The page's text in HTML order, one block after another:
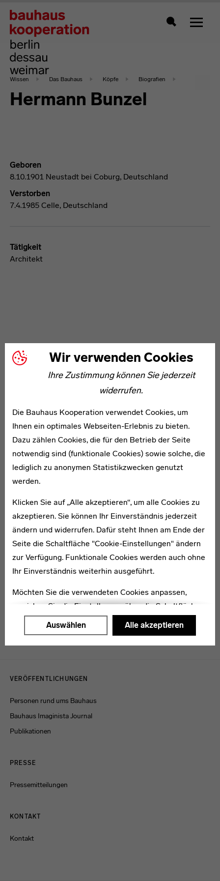
Wir verwenden Cookies
Ihre Zustimmung können Sie jederzeit
widerrufen.
Die Bauhaus Kooperation verwendet Cookies, um
Ihnen ein optimales Webseiten-Erlebnis zu bieten.
Dazu zählen Cookies, die für den Betrieb der Seite
notwendig sind (funktionale Cookies) sowie solche, die
lediglich zu anonymen Statistikzwecken genutzt
werden.
Klicken Sie auf „Alle akzeptieren“, um alle Cookies zu
akzeptieren. Sie können Ihr Einverständnis jederzeit
ändern und widerrufen. Dafür steht Ihnen am Ende der
Seite die Schaltfläche "Cookie-Einstellungen" ändern
zur Verfügung. Funktionale Cookies werden auch ohne
Ihr Einverständnis weiterhin ausgeführt.
Möchten Sie die verwendeten Cookies anpassen,
erreichen Sie die Einstellungen über die Schaltfläche
"Auswählen".
Auswählen Alle akzeptieren
Zeigt
Wissen Das Bauhaus Köpfe Biografien
Hermann Bunzel
Geboren
8.10.1901 Neustadt bei Coburg, Deutschland
Verstorben
7.4.1985 Celle, Deutschland
Tätigkeit
Architekt
Lawrence H. Haase
1908–1996
Erich Holthoff
1904–1996
VERÖFFENTLICHUNGEN
Personen rund ums Bauhaus
Bauhaus Imaginista Journal
Publikationen
PRESSE
Pressemitteilungen
KONTAKT
Kontakt